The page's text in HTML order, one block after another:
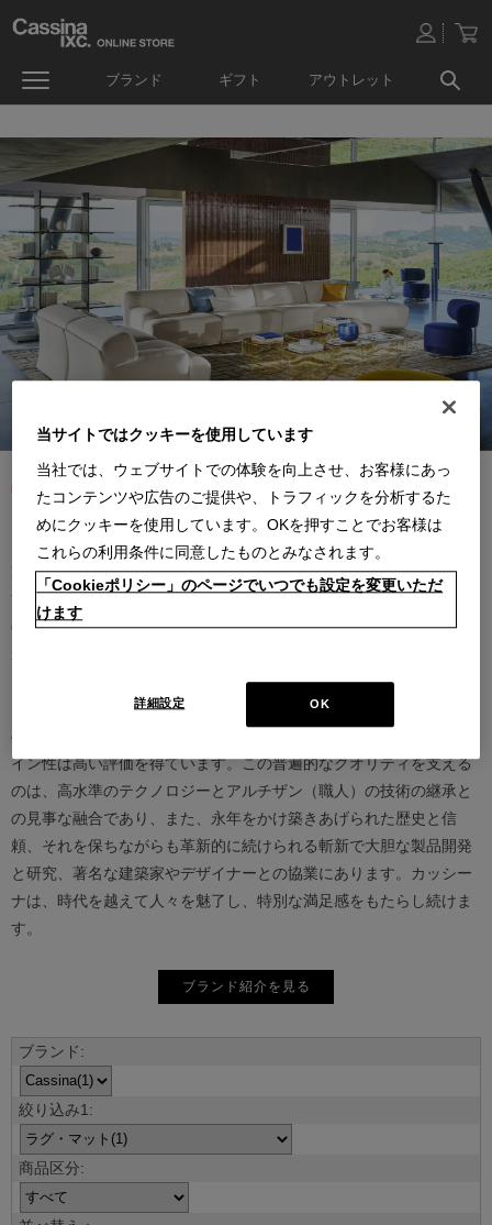
ブランド ギフト アウトレット
カッシーナは創業以来、インテリアの未来をデザインし続けてきた
家具業界では数少ないリーディングブランドとして知られていま
す。17世紀、イタリアで誕生したカッシーナは、教会の木製チェア
の製造に始まり、その後豪華客船の内装などを手掛け、技術力を確
ト・カッシーナによってカッシーナ社が設立されると、5０年代には
モダンファーニチャーの分野へと転身、その後多くの製品が世界中
の最も重要な美術館にコレクションされるなど、その完成度とデザ
イン性は高い評価を得ています。この普遍的なクオリティを支える
のは、高水準のテクノロジーとアルチザン（職人）の技術の継承と
の見事な融合であり、また、永年をかけ築きあげられた歴史と信
頼、それを保ちながらも革新的に続けられる斬新で大胆な製品開発
と研究、著名な建築家やデザイナーとの協業にあります。カッシー
ナは、時代を越えて人々を魅了し、特別な満足感をもたらし続けま
す。
ブランド紹介を見る
当サイトではクッキーを使用しています
当社では、ウェブサイトでの体験を向上させ、お客様にあっ
たコンテンツや広告のご提供や、トラフィックを分析するた
めにクッキーを使用しています。OKを押すことでお客様は
これらの利用条件に同意したものとみなされます。
「Cookieポリシー」のページでいつでも設定を変更いただ
けます
OK
詳細設定